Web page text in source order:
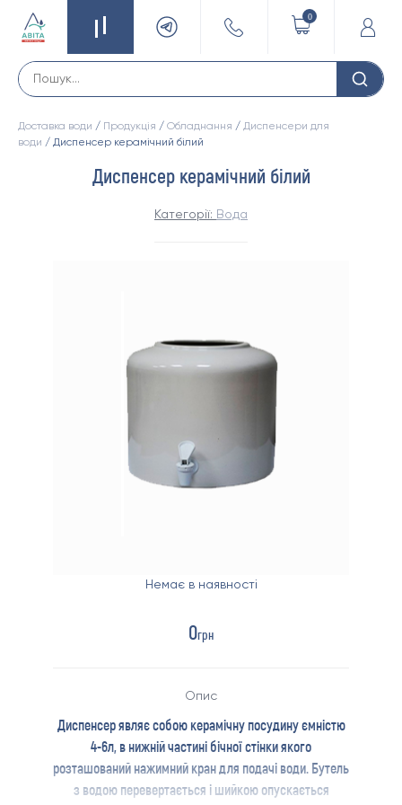
0
Доставка води / Продукція / Обладнання / Диспенсери для
води / Диспенсер керамічний білий
Диспенсер керамічний білий
Категорії: Вода
Немає в наявності
0грн
Опис
Диспенсер являє собою керамічну посудину ємністю
4-6л, в нижній частині бічної стінки якого
розташований нажимний кран для подачі води. Бутель
з водою перевертається і шийкою опускається